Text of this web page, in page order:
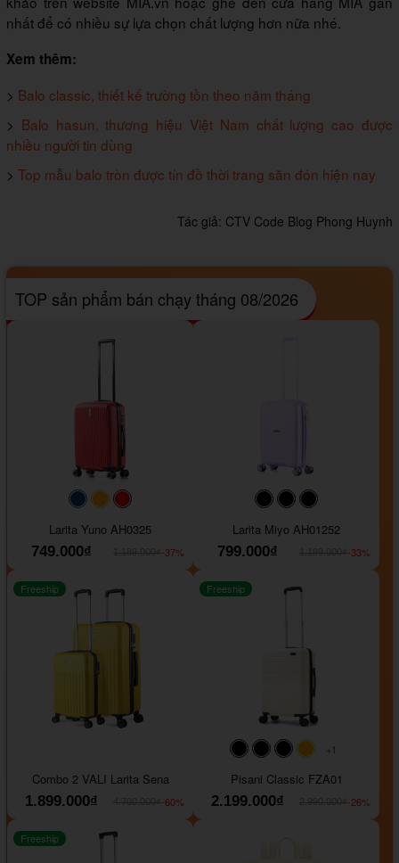
nhất để có nhiều sự lựa chọn chất lượng hơn nữa nhé.
Xem thêm:
> Balo classic, thiết kế trường tồn theo năm tháng
> Balo hasun, thương hiệu Việt Nam chất lượng cao được
nhiều người tin dùng
> Top mẫu balo tròn được tín đồ thời trang săn đón hiện nay
Tác giả: CTV Code Blog Phong Huynh
TOP sản phẩm bán chạy tháng 08/2026
#093f69#ffa500
Larita Yuno AH0325
749.000₫
-37%
#000000#000000
Larita Miyo AH01252
799.000₫
-33%
Freeship
Combo 2 VALI Larita Sena
1.899.000₫
-60%
#000000#000000#000000
+1
Freeship
Pisani Classic FZA01
2.199.000₫
-26%
Freeship